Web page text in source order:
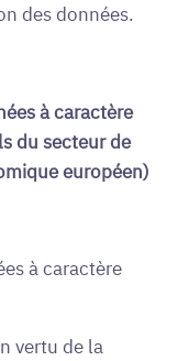
des données.
à caractère
du secteur de
européen)
à caractère
vertu de la